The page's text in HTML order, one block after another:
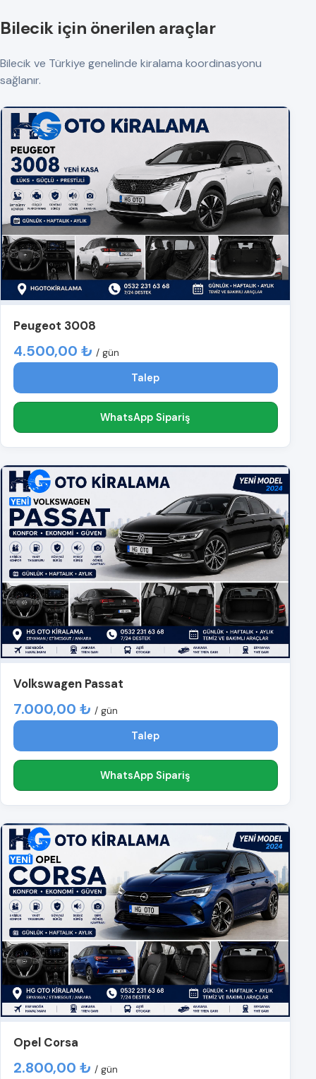
Bilecik için önerilen araçlar
Bilecik ve Türkiye genelinde kiralama koordinasyonu
sağlanır.
Peugeot 3008
4.500,00 ₺ / gün
Talep
WhatsApp Sipariş
Volkswagen Passat
7.000,00 ₺ / gün
Talep
WhatsApp Sipariş
Opel Corsa
2.800,00 ₺ / gün